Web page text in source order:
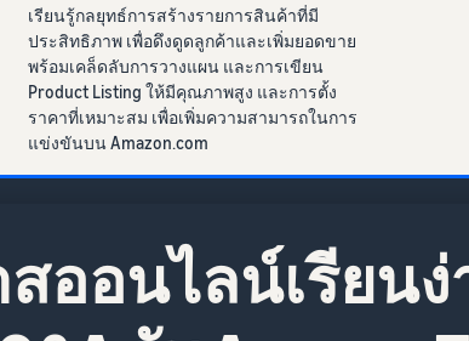
เรียนรู้กลยุทธ์การสร้างรายการสินค้าที่มี
ประสิทธิภาพ เพื่อดึงดูดลูกค้าและเพิ่มยอดขาย
พร้อมเคล็ดลับการวางแผน และการเขียน
Product Listing ให้มีคุณภาพสูง และการตั้ง
ราคาที่เหมาะสม เพื่อเพิ่มความสามารถในการ
แข่งขันบน Amazon.com
สออนไลน์เรียน